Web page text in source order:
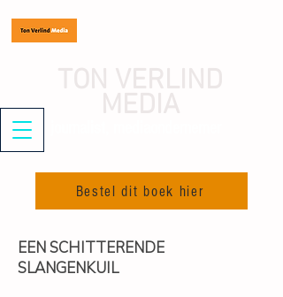
Bestel dit boek hier
EEN SCHITTERENDE
SLANGENKUIL